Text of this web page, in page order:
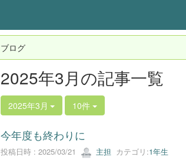
ブログ
2025年3月の記事一覧
2025年3月 10件
今年度も終わりに
投稿日時 : 2025/03/21 主担 カテゴリ:1年生